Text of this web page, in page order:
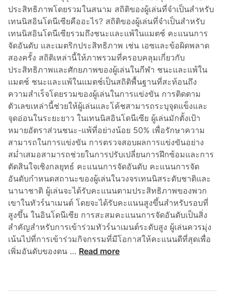
ประสิทธิภาพโดยรวมในสนาม สถิติของผู้เล่นที่จำเป็นสำหรับ
เทนนิสอินโดนีเซียคืออะไร? สถิติของผู้เล่นที่จำเป็นสำหรับ
เทนนิสอินโดนีเซียรวมถึงชนะและแพ้ในแมตช์ คะแนนการ
จัดอันดับ และเมตริกประสิทธิภาพ เช่น เอซและข้อผิดพลาด
สองครั้ง สถิติเหล่านี้ให้ภาพรวมที่ครอบคลุมเกี่ยวกับ
ประสิทธิภาพและศักยภาพของผู้เล่นในกีฬา ชนะและแพ้ใน
แมตช์ ชนะและแพ้ในแมตช์เป็นสถิติพื้นฐานที่สะท้อนถึง
ความสำเร็จโดยรวมของผู้เล่นในการแข่งขัน การติดตาม
ตัวเลขเหล่านี้ช่วยให้ผู้เล่นและโค้ชสามารถระบุจุดแข็งและ
จุดอ่อนในระยะยาว ในเทนนิสอินโดนีเซีย ผู้เล่นมักตั้งเป้า
หมายอัตราส่วนชนะ-แพ้ที่อย่างน้อย 50% เพื่อรักษาความ
สามารถในการแข่งขัน การตรวจสอบผลการแข่งขันอย่าง
สม่ำเสมอสามารถช่วยในการปรับเปลี่ยนการฝึกซ้อมและการ
ตัดสินใจเชิงกลยุทธ์ คะแนนการจัดอันดับ คะแนนการจัด
อันดับกำหนดสถานะของผู้เล่นในวงจรเทนนิสระดับชาติและ
นานาชาติ ผู้เล่นจะได้รับคะแนนตามประสิทธิภาพของพวก
เขาในทัวร์นาเมนต์ โดยจะได้รับคะแนนสูงขึ้นสำหรับรอบที่
สูงขึ้น ในอินโดนีเซีย การสะสมคะแนนการจัดอันดับเป็นสิ่ง
สำคัญสำหรับการเข้าร่วมทัวร์นาเมนต์ระดับสูง ผู้เล่นควรมุ่ง
เน้นไปที่การเข้าร่วมกิจกรรมที่มีโอกาสให้คะแนนดีที่สุดเพื่อ
เพิ่มอันดับของตน … เRead more